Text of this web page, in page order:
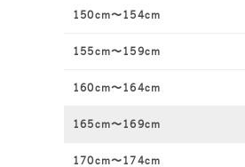
150cm〜154cm
155cm〜159cm
160cm〜164cm
165cm〜169cm
170cm〜174cm